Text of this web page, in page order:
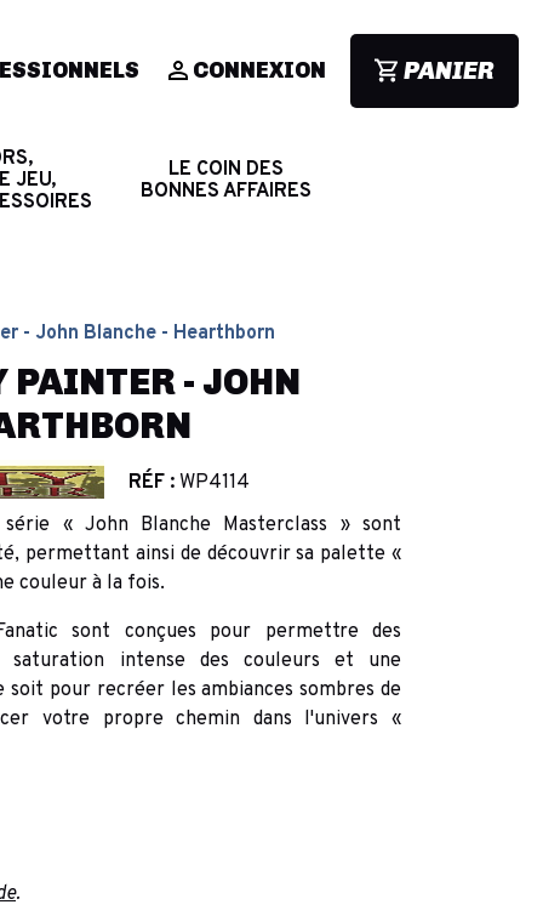
CONNEXION PANIER
JEU,
LE COIN DES
BONNES AFFAIRES
- John Blanche - Hearthborn
PAINTER - JOHN
RÉF : WP4114
« John Blanche Masterclass » sont
permettant ainsi de découvrir sa palette «
couleur à la fois.
sont conçues pour permettre des
saturation intense des couleurs et une
soit pour recréer les ambiances sombres de
votre propre chemin dans l'univers «
.